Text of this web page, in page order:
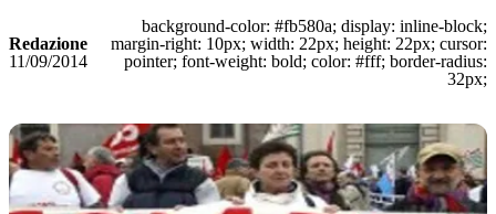
Redazione
11/09/2014
background-color: #fb580a; display: inline-block;
margin-right: 10px; width: 22px; height: 22px; cursor:
pointer; font-weight: bold; color: #fff; border-radius:
32px;